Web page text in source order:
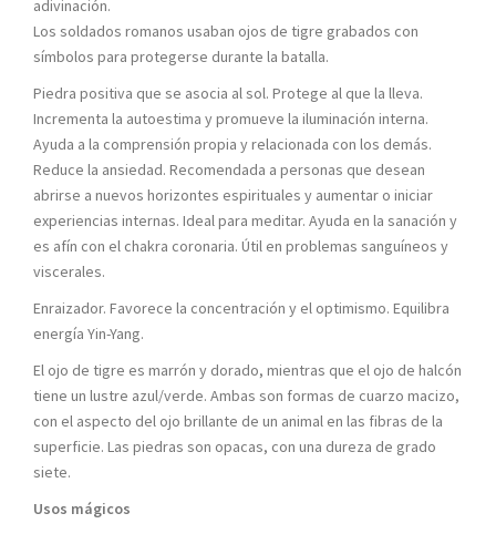
adivinación.
Los soldados romanos usaban ojos de tigre grabados con
símbolos para protegerse durante la batalla.
Piedra positiva que se asocia al sol. Protege al que la lleva.
Incrementa la autoestima y promueve la iluminación interna.
Ayuda a la comprensión propia y relacionada con los demás.
Reduce la ansiedad. Recomendada a personas que desean
abrirse a nuevos horizontes espirituales y aumentar o iniciar
experiencias internas. Ideal para meditar. Ayuda en la sanación y
es afín con el chakra coronaria. Útil en problemas sanguíneos y
viscerales.
Enraizador. Favorece la concentración y el optimismo. Equilibra
energía Yin-Yang.
El ojo de tigre es marrón y dorado, mientras que el ojo de halcón
tiene un lustre azul/verde. Ambas son formas de cuarzo macizo,
con el aspecto del ojo brillante de un animal en las fibras de la
superficie. Las piedras son opacas, con una dureza de grado
siete.
Usos mágicos